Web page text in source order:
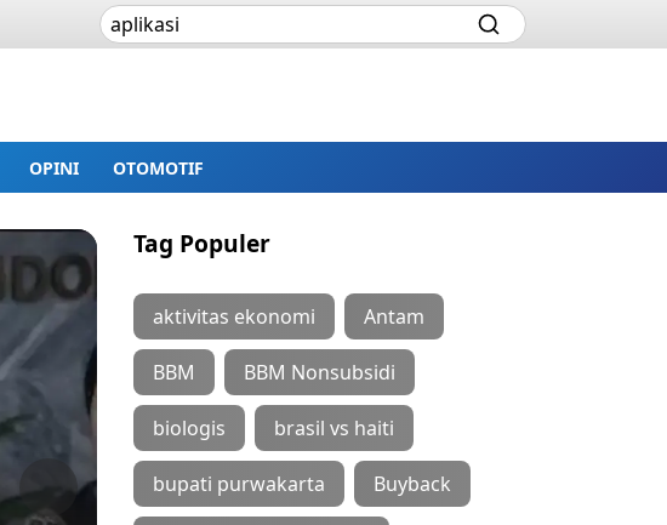
OPINI OTOMOTIF
Next
Tag Populer
aktivitas ekonomi Antam
BBM BBM Nonsubsidi
biologis brasil vs haiti
bupati purwakarta Buyback